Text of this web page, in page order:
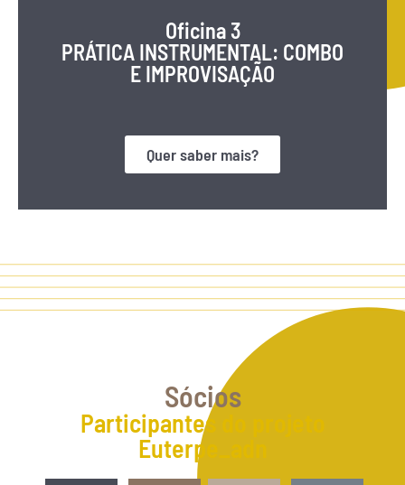
Oficina 3
PRÁTICA INSTRUMENTAL: COMBO
E IMPROVISAÇÃO
Quer saber mais?
Sócios
Participantes do projeto
Euterpe_adn